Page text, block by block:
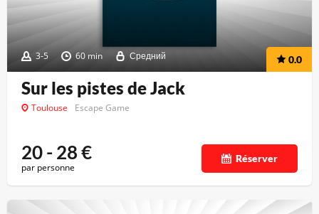
3-5 60 min Средний 0.0
Sur les pistes de Jack
Toulouse Escape Game
20 - 28€
par personne
Réserver